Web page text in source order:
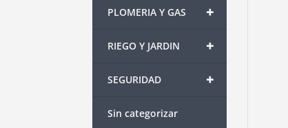
+
PLOMERIA Y GAS
+
RIEGO Y JARDIN
+
SEGURIDAD
Sin categorizar